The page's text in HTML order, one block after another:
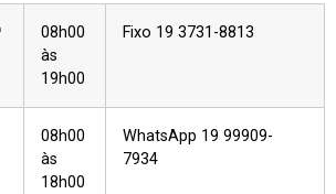
08h00
às
19h00
Fixo 19 3731-8813
08h00
às
18h00
WhatsApp 19 99909-
7934